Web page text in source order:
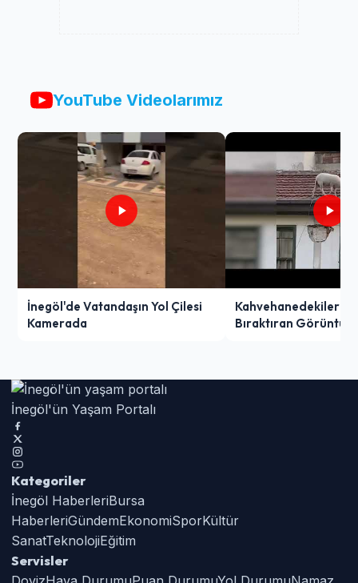
YouTube Videolarımız
İnegöl'de Vatandaşın Yol Çilesi
Kamerada
Kahvehanedekiler
Bıraktıran Görüntü!
İnegöl'ün Yaşam Portalı
Kategoriler
İnegöl HaberleriBursa
HaberleriGündemEkonomiSporKültür
SanatTeknolojiEğitim
Servisler